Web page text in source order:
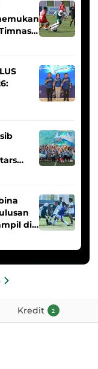
di
Kredit 2